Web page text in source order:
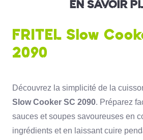
EN SAVOIR
FRITEL Slow
2090
Découvrez la simplicité de la
Slow Cooker SC 2090. Préparez
sauces et soupes savoureuses en
ingrédients et en laissant cuire